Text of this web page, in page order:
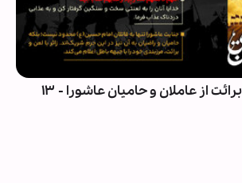
از عاملان و حامیان عاشورا - ۱۳